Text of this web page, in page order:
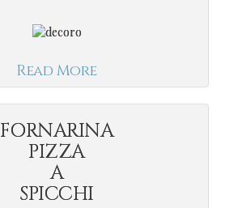
Read More
FORNARINA
PIZZA
A
SPICCHI